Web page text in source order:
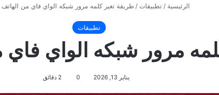
الرئيسية / تطبيقات / طريقة تغير كلمه مرور شبكه الواي فاي من
تطبيقات
مرور شبكه الواي
يناير 13, 2026 0 2 دقائق